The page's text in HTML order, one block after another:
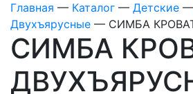
Главная — Каталог — Детские —
Двухъярусные — СИМБА
СИМБА